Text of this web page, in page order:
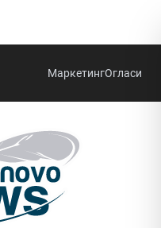
МаркетингОгласи